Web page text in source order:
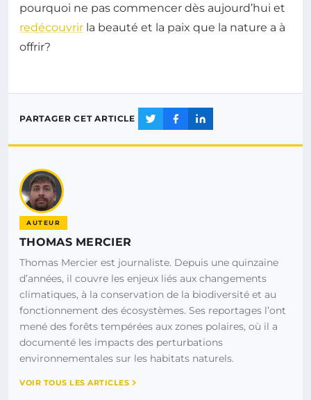
pourquoi ne pas commencer dès aujourd’hui et
redécouvrir la beauté et la paix que la nature a à
offrir?
PARTAGER CET ARTICLE
AUTEUR
THOMAS MERCIER
Thomas Mercier est journaliste. Depuis une quinzaine
d’années, il couvre les enjeux liés aux changements
climatiques, à la conservation de la biodiversité et au
fonctionnement des écosystèmes. Ses reportages l’ont
mené des forêts tempérées aux zones polaires, où il a
documenté les impacts des perturbations
environnementales sur les habitats naturels.
VOIR TOUS LES ARTICLES